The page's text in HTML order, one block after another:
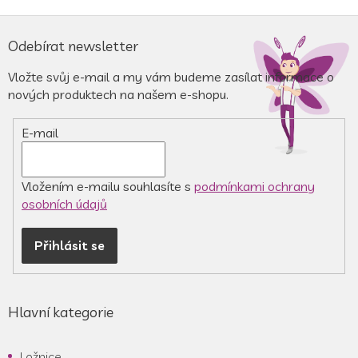
á
a
Odebírat newsletter
Vložte svůj e-mail a my vám budeme zasílat informace o
nových produktech na našem e-shopu.
E-mail
Vložením e-mailu souhlasíte s podmínkami ochrany
osobních údajů
Přihlásit se
Hlavní kategorie